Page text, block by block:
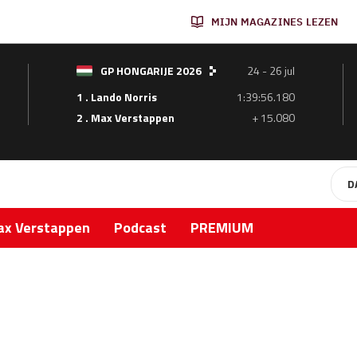
MIJN MAGAZINES LEZEN
GP HONGARIJE 2026
24 - 26 jul
1 . Lando Norris
1:39:56.180
2 . Max Verstappen
+ 15.080
Verstappen Podcast PREMIUM